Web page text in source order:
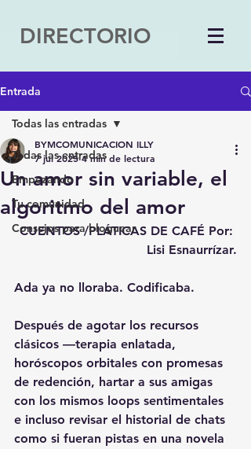
DIRECTORIO
Entrada
Todas las entradas
Empezando
Tu comunidad
Consejos para bloguear
Todas las entradas
Un amor sin variable, el
algoritmo del amor
BYMCOMUNICACION ILLY
7 jul 2025 4 min de lectura
CUENTOS /PLÁTICAS DE CAFÉ Por:
Lisi Esnaurrízar.
Ada ya no lloraba. Codificaba.
Después de agotar los recursos
clásicos —terapia enlatada,
horóscopos orbitales con promesas
de redención, hartar a sus amigas
con los mismos loops sentimentales
e incluso revisar el historial de chats
como si fueran pistas en una novela